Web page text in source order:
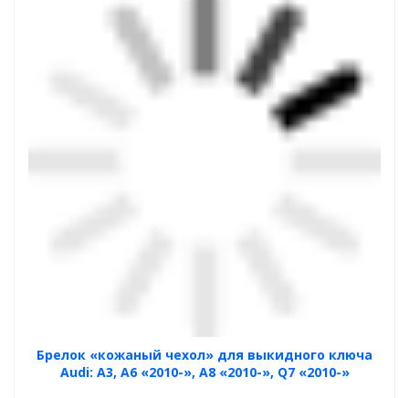
Брелок «кожаный чехол» для выкидного ключа
Audi: A3, A6 «2010-», A8 «2010-», Q7 «2010-»